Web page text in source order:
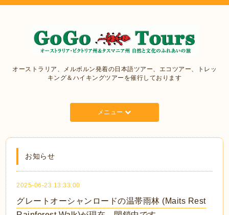
オーストラリア、メルボルン発着の日本語ツアー、エコツアー、トレッ
キング＆ハイキングツアーを催行しております
メニュー
お知らせ
2025-06-23 13:33:00
グレートオーシャンロードの温帯雨林 (Maits Rest